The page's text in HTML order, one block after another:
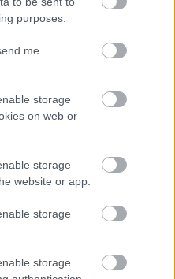
purposes.
me
storage
on web or
storage
website or app.
storage
storage
teraszára
hosszasan vitorláznak
nélkül,
ügyes szél
mini
többen vannak, így
és nem
"fáradt migránsok"
hölgy használta
amely nemrég
hogy a Déli-sark
és úgy tűnik, engedi